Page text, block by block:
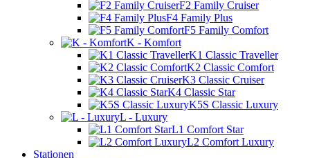
F2 Family Cruiser
F4 Family Plus
F5 Family Comfort
K - Komfort
K1 Classic Traveller
K2 Classic Comfort
K3 Classic Cruiser
K4 Classic Star
K5S Classic Luxury
L - Luxury
L1 Comfort Star
L2 Comfort Luxury
Stationen